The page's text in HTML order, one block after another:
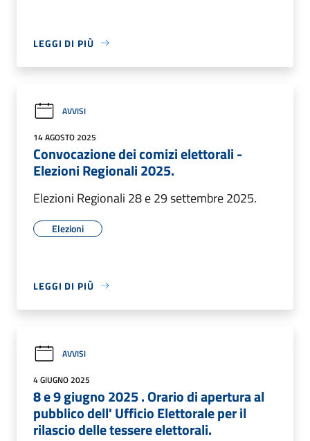
LEGGI DI PIÙ
AVVISI
14 AGOSTO 2025
Convocazione dei comizi elettorali -
Elezioni Regionali 2025.
Elezioni Regionali 28 e 29 settembre 2025.
Elezioni
LEGGI DI PIÙ
AVVISI
4 GIUGNO 2025
8 e 9 giugno 2025 . Orario di apertura al
pubblico dell' Ufficio Elettorale per il
rilascio delle tessere elettorali.